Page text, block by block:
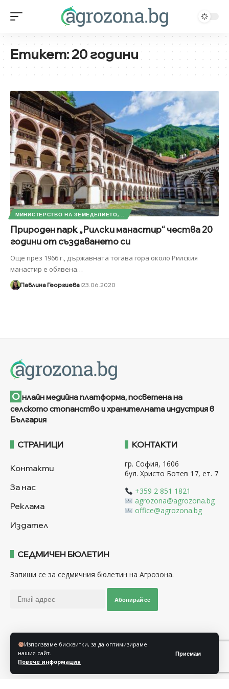
Използваме бисквитки, за да оптимизираме
нашия сайт.
Повече информация
Приемам
Етикет:20 години
МИНИСТЕРСТВО НА ЗЕМЕДЕЛИЕТО,...
Природен парк „Рилски манастир“ чества 20
години от създаването си
Още през 1966 г., държавната тогава гора около Рилския
манастир е обявена…
Павлина Георгиева 23.06.2020
О нлайн медийна платформа, посветена на
селското стопанство и хранителната индустрия в
България
СТРАНИЦИ
Контакти
За нас
Реклама
Издател
КОНТАКТИ
гр. София, 1606
бул. Христо Ботев 17, ет. 7
+359 2 851 1821
agrozona@agrozona.bg
office@agrozona.bg
СЕДМИЧЕН БЮЛЕТИН
Запиши се за седмичния бюлетин на Агрозона.
Абонирай се
Последвайте ни